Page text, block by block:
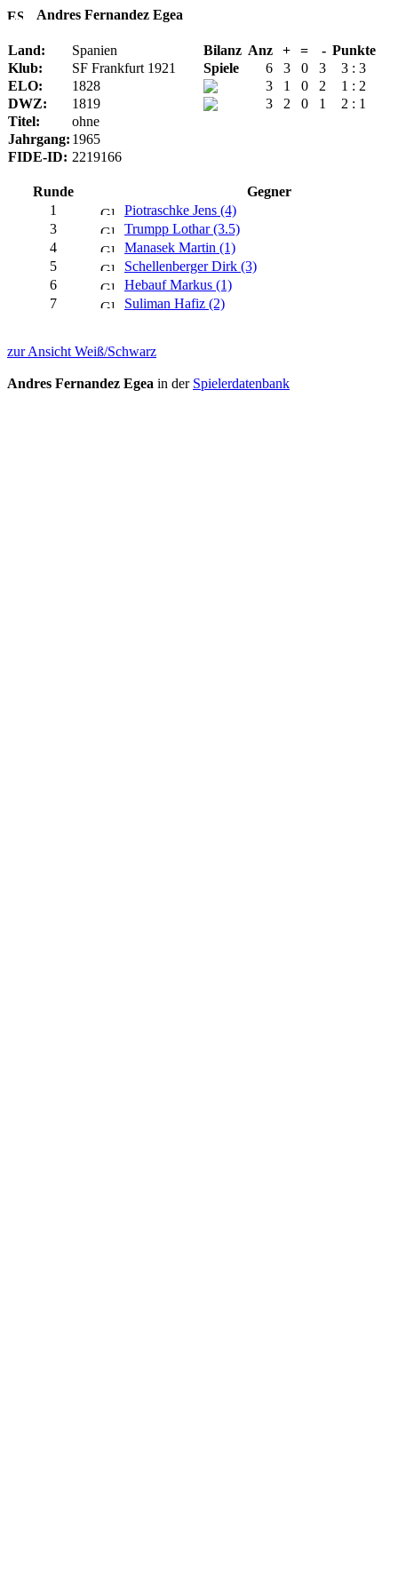
Andres Fernandez Egea
Land: Spanien Bilanz Anz + = - Punkte
Klub:
SF Frankfurt 1921 Spiele 6 3 0 3
3 : 3
ELO:
1828 3 1 0 2
1 : 2
DWZ:
1819 3 2 0 1
2 : 1
Titel:
ohne
Jahrgang: 1965
FIDE-ID: 2219166
Runde
Gegner
1
Piotraschke Jens (4)
3
Trumpp Lothar (3.5)
4
Manasek Martin (1)
5
Schellenberger Dirk (3)
6
Hebauf Markus (1)
7
Suliman Hafiz (2)
zur Ansicht Weiß/Schwarz
Andres Fernandez Egea in der Spielerdatenbank